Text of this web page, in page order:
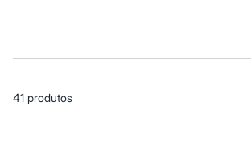
Shorts e Bermudas
Acessórios
Bolsas
41 produtos